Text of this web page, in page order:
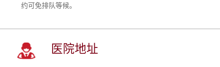
约可免排队等候。
医院地址